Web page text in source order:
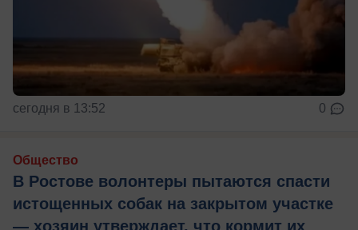
сегодня в 13:52 0
Общество
В Ростове волонтеры пытаются спасти
истощенных собак на закрытом участке
— хозяин утверждает, что кормит их